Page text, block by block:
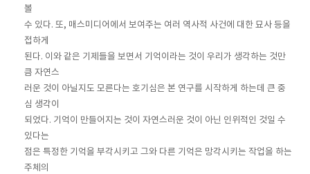
볼
수 있다. 또, 매스미디어에서 보여주는 여러 역사적 사건에 대한 묘사 등을
접하게
된다. 이와 같은 기제들을 보면서 기억이라는 것이 우리가 생각하는 것만
큼 자연스
러운 것이 아닐지도 모른다는 호기심은 본 연구를 시작하게 하는데 큰 중
심 생각이
되었다. 기억이 만들어지는 것이 자연스러운 것이 아닌 인위적인 것일 수
있다는
점은 특정한 기억을 부각시키고 그와 다른 기억은 망각시키는 작업을 하는
주체의